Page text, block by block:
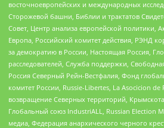
восточноевропейских и международных
Сторожевой башни, Библии и трактатов
Совет, Центр анализа европейской политики,
Европа, Российский комитет действия, РЭНД
за демократию в России, Настоящая Россия,
расследователей, Служба поддержки,
Россия Северный Рейн-Вестфалия, Фонд
комитет России, Russie-Libertes, La Asocicion de
возвращение Северных территорий,
Глобальный союз IndustriALL, Russian Election
медиа, Федерация анархического черного